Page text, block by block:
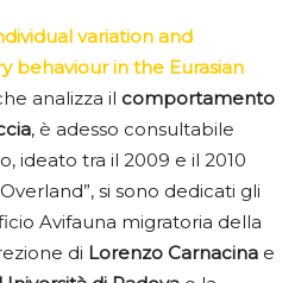
variation and
behaviour in the Eurasian
analizza il comportamento
, è adesso consultabile
ideato tra il 2009 e il 2010
si sono dedicati gli
Avifauna migratoria della
di Lorenzo Carnacina e